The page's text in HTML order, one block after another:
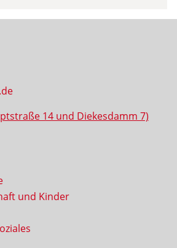
14 und Diekesdamm 7)
und Kinder